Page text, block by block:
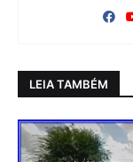
LEIA TAMBÉM